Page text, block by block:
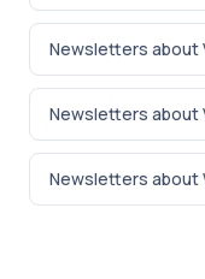
Newsletters about
Newsletters about
Newsletters about